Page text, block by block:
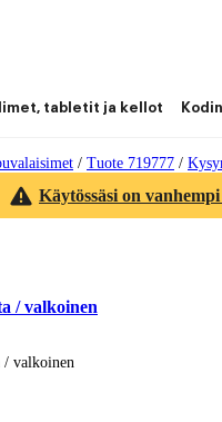
tabletit ja kellot
/ Tuote 719777 /
Käytössäsi on
/ valkoinen
/ valkoinen